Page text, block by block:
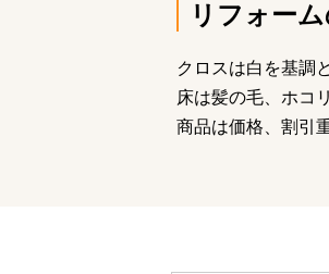
リフォー
クロスは白を基調
床は髪の毛、ホコ
商品は価格、割引